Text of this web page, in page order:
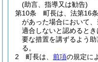
(助言、指導又は勧告)
第10条
町長は、法第16
があった場合において
適合しないと認めると
要な措置を講ずるよう
る。
2
町長は、 前項の規定に